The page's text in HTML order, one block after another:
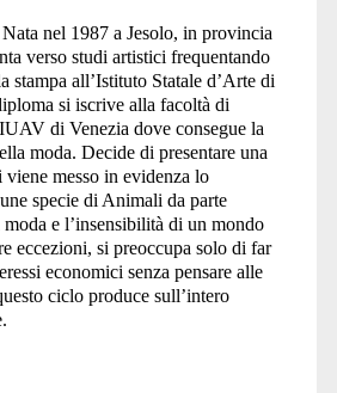
Nata nel 1987 a Jesolo, in provincia
verso studi artistici frequentando
stampa all’Istituto Statale d’Arte di
si iscrive alla facoltà di
di Venezia dove consegue la
moda. Decide di presentare una
messo in evidenza lo
specie di Animali da parte
e l’insensibilità di un mondo
eccezioni, si preoccupa solo di far
economici senza pensare alle
ciclo produce sull’intero